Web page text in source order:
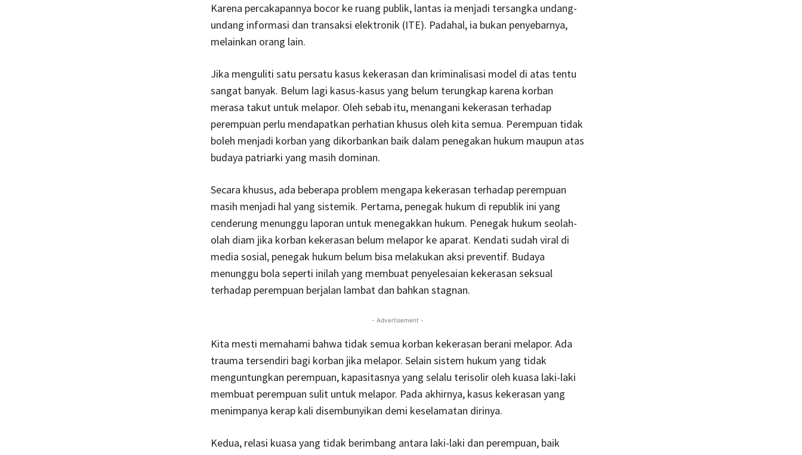
Karena percakapannya bocor ke ruang publik, lantas ia menjadi tersangka undang-
undang informasi dan transaksi elektronik (ITE). Padahal, ia bukan penyebarnya,
melainkan orang lain.
Jika menguliti satu persatu kasus kekerasan dan kriminalisasi model di atas tentu
sangat banyak. Belum lagi kasus-kasus yang belum terungkap karena korban
merasa takut untuk melapor. Oleh sebab itu, menangani kekerasan terhadap
perempuan perlu mendapatkan perhatian khusus oleh kita semua. Perempuan tidak
boleh menjadi korban yang dikorbankan baik dalam penegakan hukum maupun atas
budaya patriarki yang masih dominan.
Secara khusus, ada beberapa problem mengapa kekerasan terhadap perempuan
masih menjadi hal yang sistemik. Pertama, penegak hukum di republik ini yang
cenderung menunggu laporan untuk menegakkan hukum. Penegak hukum seolah-
olah diam jika korban kekerasan belum melapor ke aparat. Kendati sudah viral di
media sosial, penegak hukum belum bisa melakukan aksi preventif. Budaya
menunggu bola seperti inilah yang membuat penyelesaian kekerasan seksual
terhadap perempuan berjalan lambat dan bahkan stagnan.
- Advertisement -
Kita mesti memahami bahwa tidak semua korban kekerasan berani melapor. Ada
trauma tersendiri bagi korban jika melapor. Selain sistem hukum yang tidak
menguntungkan perempuan, kapasitasnya yang selalu terisolir oleh kuasa laki-laki
membuat perempuan sulit untuk melapor. Pada akhirnya, kasus kekerasan yang
menimpanya kerap kali disembunyikan demi keselamatan dirinya.
Kedua, relasi kuasa yang tidak berimbang antara laki-laki dan perempuan, baik